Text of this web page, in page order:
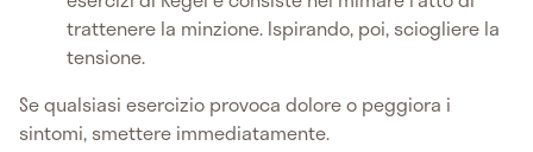
trattenere la minzione. Ispirando, poi, sciogliere la
tensione.
Se qualsiasi esercizio provoca dolore o peggiora i
sintomi, smettere immediatamente.